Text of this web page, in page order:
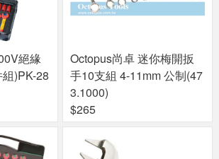
絕緣
)PK-28
Octopus尚卓 迷你梅開扳
手10支組 4-11mm 公制(47
3.1000)
$265